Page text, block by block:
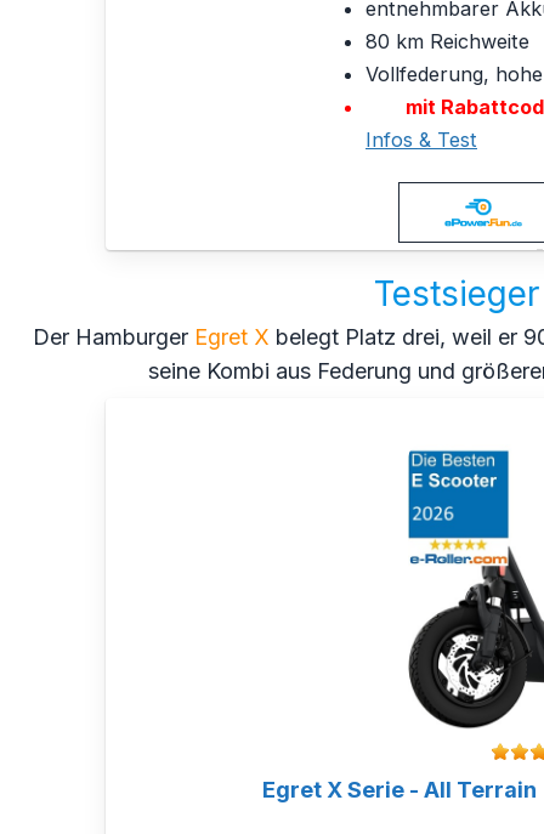
entnehmbarer
80 km Reichweite
Vollfederung,
mit
Infos & Test
Der Hamburger Egret X belegt Platz drei, weil er
seine Kombi aus Federung und
Egret X Serie - All Terrain